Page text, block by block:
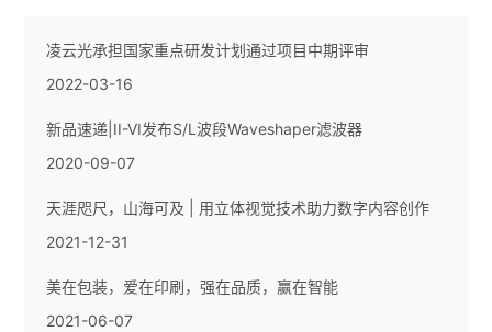
凌云光承担国家重点研发计划通过项目中期评审
2022-03-16
新品速递|II-VI发布S/L波段Waveshaper滤波器
2020-09-07
天涯咫尺，山海可及 | 用立体视觉技术助力数字内容创作
2021-12-31
美在包装，爱在印刷，强在品质，赢在智能
2021-06-07